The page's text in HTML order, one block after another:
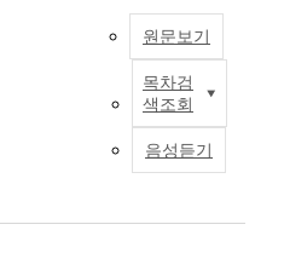
따
원문보기
목차검
색조회
음성듣기